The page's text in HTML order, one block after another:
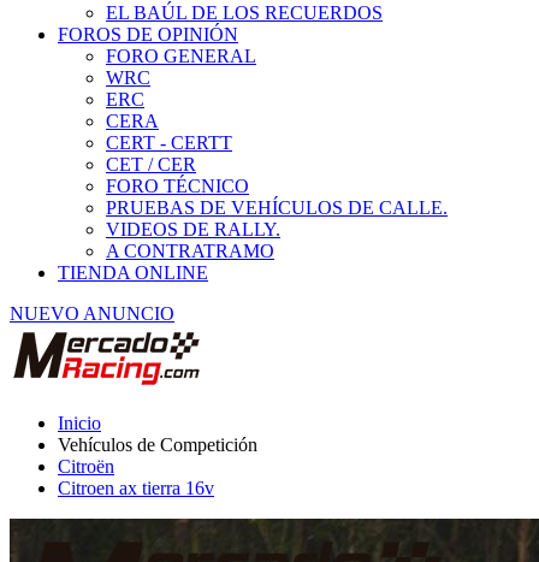
EL BAÚL DE LOS RECUERDOS
FOROS DE OPINIÓN
FORO GENERAL
WRC
ERC
CERA
CERT - CERTT
CET / CER
FORO TÉCNICO
PRUEBAS DE VEHÍCULOS DE CALLE.
VIDEOS DE RALLY.
A CONTRATRAMO
TIENDA ONLINE
NUEVO ANUNCIO
Inicio
Vehículos de Competición
Citroën
Citroen ax tierra 16v